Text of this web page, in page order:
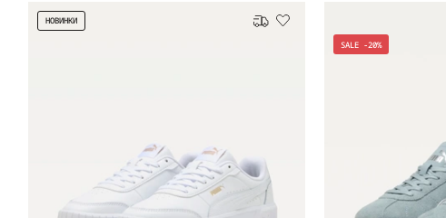
НОВИНКИ Безкоштовна доставка
SALE -20%